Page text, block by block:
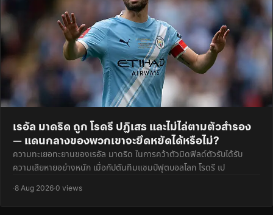
เรอัล มาดริด ถูก โรดรี ปฏิเสธ และไม่ไล่ตามตัวสำรอง
— แดนกลางของพวกเขาจะยึดหยัดได้หรือไม่?
ความทะเยอทะยานของเรอัล มาดริด ในการคว้าตัวมิดฟิลด์ตัวรับได้รับ
ความเสียหายอย่างหนัก เมื่อกัปตันทีมแชมป์ฟุตบอลโลก โรดรี เป
·8 Aug 2026·0 views